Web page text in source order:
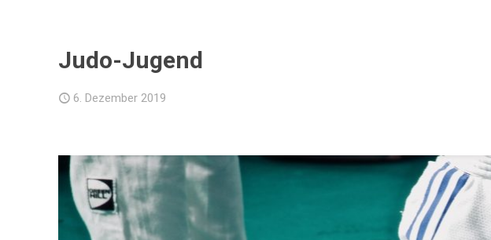
Judo-Jugend
6. Dezember 2019